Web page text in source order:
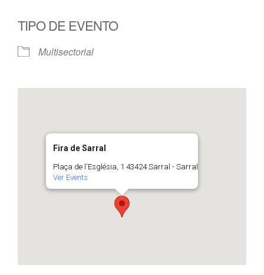
TIPO DE EVENTO
Multisectorial
Fira de Sarral
Plaça de l'Església, 1 43424 Sarral - Sarral
Ver Events